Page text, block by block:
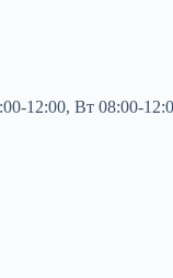
12:00, Вт 08:00-